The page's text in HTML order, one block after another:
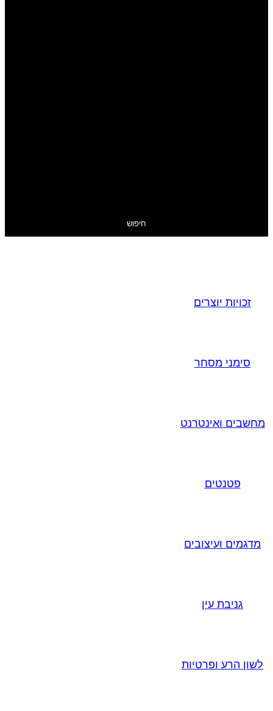
חיפוש
זכויות יוצרים
סימני מסחר
מחשבים ואינטרנט
פטנטים
מדגמים ועיצובים
גניבת עין
לשון הרע ופרטיות